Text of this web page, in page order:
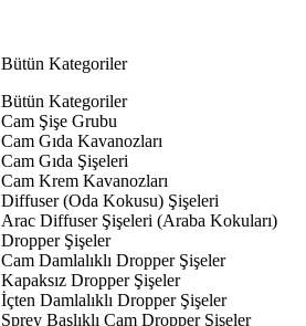
Bütün Kategoriler
Bütün Kategoriler
Cam Şişe Grubu
Cam Gıda Kavanozları
Cam Gıda Şişeleri
Cam Krem Kavanozları
Diffuser (Oda Kokusu) Şişeleri
Arac Diffuser Şişeleri (Araba Kokuları)
Dropper Şişeler
Cam Damlalıklı Dropper Şişeler
Kapaksız Dropper Şişeler
İçten Damlalıklı Dropper Şişeler
Sprey Başlıklı Cam Dropper Şişeler